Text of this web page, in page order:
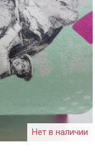
Нет в наличии